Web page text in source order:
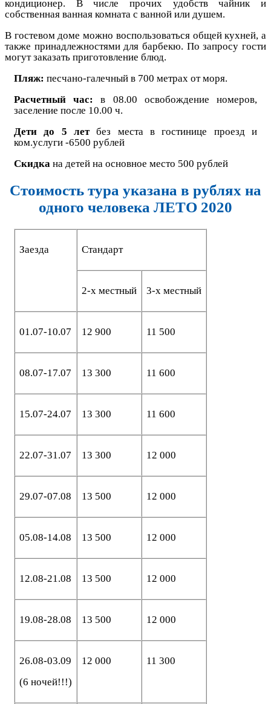
кондиционер. В числе прочих удобств чайник и
собственная ванная комната с ванной или душем.
В гостевом доме можно воспользоваться общей кухней, а
также принадлежностями для барбекю. По запросу гости
могут заказать приготовление блюд.
Пляж: песчано-галечный в 700 метрах от моря.
Расчетный час: в 08.00 освобождение номеров,
заселение после 10.00 ч.
Дети до 5 летбез места в гостинице проезд и
ком.услуги -6500 рублей
Скидка на детей на основное место 500 рублей
Стоимость тура указана в рублях на
одного человека ЛЕТО 2020
Заезда Стандарт
2-х местный 3-х местный
01.07-10.07 12 900 11 500
08.07-17.07 13 300 11 600
15.07-24.07 13 300 11 600
22.07-31.07 13 300 12 000
29.07-07.08 13 500 12 000
05.08-14.08 13 500 12 000
12.08-21.08 13 500 12 000
19.08-28.08 13 500 12 000
26.08-03.09
(6 ночей!!!)
12 000 11 300